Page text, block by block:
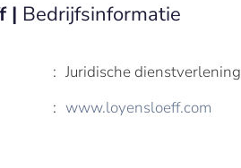
| Bedrijfsinformatie
: Juridische dienstverlening
: www.loyensloeff.com